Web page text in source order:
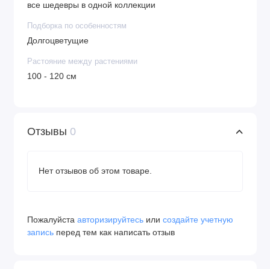
все шедевры в одной коллекции
Подборка по особенностям
Долгоцветущие
Растояние между растениями
100 - 120 см
Отзывы 0
Нет отзывов об этом товаре.
Пожалуйста авторизируйтесь или создайте учетную
запись перед тем как написать отзыв